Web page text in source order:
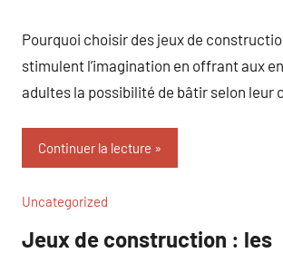
Pourquoi choisir des jeux de
stimulent l’imagination en offrant aux
adultes la possibilité de bâtir selon
Continuer la lecture
Uncategorized
Jeux de construction : les